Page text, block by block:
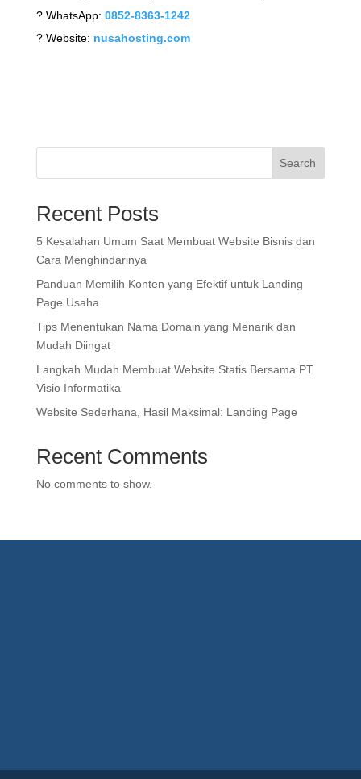
? WhatsApp: 0852-8363-1242
? Website: nusahosting.com
Search
Recent Posts
5 Kesalahan Umum Saat Membuat Website Bisnis dan
Cara Menghindarinya
Panduan Memilih Konten yang Efektif untuk Landing
Page Usaha
Tips Menentukan Nama Domain yang Menarik dan
Mudah Diingat
Langkah Mudah Membuat Website Statis Bersama PT
Visio Informatika
Website Sederhana, Hasil Maksimal: Landing Page
Recent Comments
No comments to show.